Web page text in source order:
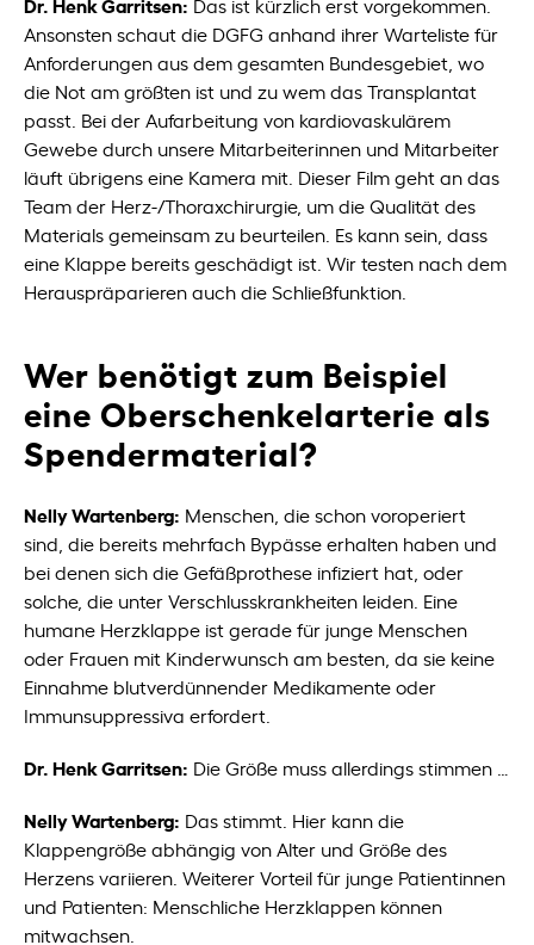
Ansonsten schaut die DGFG anhand ihrer Warteliste für
Anforderungen aus dem gesamten Bundesgebiet, wo
die Not am größten ist und zu wem das Transplantat
passt. Bei der Aufarbeitung von kardiovaskulärem
Gewebe durch unsere Mitarbeiterinnen und Mitarbeiter
läuft übrigens eine Kamera mit. Dieser Film geht an das
Team der Herz-/Thoraxchirurgie, um die Qualität des
Materials gemeinsam zu beurteilen. Es kann sein, dass
eine Klappe bereits geschädigt ist. Wir testen nach dem
Herauspräparieren auch die Schließfunktion.
Wer benötigt zum Beispiel
eine Oberschenkelarterie als
Spendermaterial?
Nelly Wartenberg: Menschen, die schon voroperiert
sind, die bereits mehrfach Bypässe erhalten haben und
bei denen sich die Gefäßprothese infiziert hat, oder
solche, die unter Verschlusskrankheiten leiden. Eine
humane Herzklappe ist gerade für junge Menschen
oder Frauen mit Kinderwunsch am besten, da sie keine
Einnahme blutverdünnender Medikamente oder
Immunsuppressiva erfordert.
Dr. Henk Garritsen: Die Größe muss allerdings stimmen …
Nelly Wartenberg: Das stimmt. Hier kann die
Klappengröße abhängig von Alter und Größe des
Herzens variieren. Weiterer Vorteil für junge Patientinnen
und Patienten: Menschliche Herzklappen können
mitwachsen.